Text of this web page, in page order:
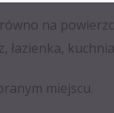
na
miejscu.